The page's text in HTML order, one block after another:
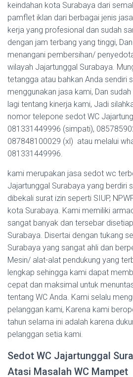
keindahan kota Surabaya dari
pamflet iklan dari berbagai jenis
kerja yang profesional dan sudah
dengan jam terbang yang tinggi,
menangani pembersihan/
wilayah Jajartunggal Surabaya.
tetangga atau bahkan Anda sendiri
menggunakan jasa kami, Dan
lagi tentang kinerja kami, Jadi
nomor telepone sedot WC
081331449996 (simpati),
087848100029 (xl) atau melalui
081331449996.
kami merupakan jasa sedot wc
Jajartunggal Surabaya yang berdiri
dibekali surat izin seperti SIUP,
kota Surabaya. Kami memiliki
sangat banyak dan tersebar
Surabaya. Disertai dengan tukang
Surabaya yang sangat ahli dan
Mesin/ alat-alat pendukung yang
lengkap sehingga kami dapat
cepat dan maksimal untuk
tentang WC Anda. Kami selalu
pelanggan kami, Karena kami
tahun selama ini adalah karena
pelanggan setia kami.
Sedot WC Jajartunggal
Atasi Masalah WC Mampet